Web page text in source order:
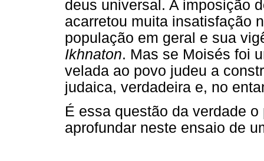
deus universal. A imposição
acarretou muita insatisfação
população em geral e sua
Ikhnaton. Mas se Moisés foi
velada ao povo judeu a
judaica, verdadeira e, no
É essa questão da verdade
aprofundar neste ensaio de